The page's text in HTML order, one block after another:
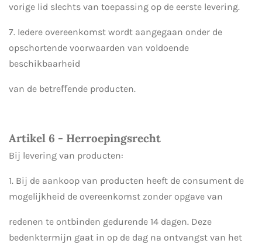
vorige lid slechts van toepassing op de eerste levering.
7. Iedere overeenkomst wordt aangegaan onder de
opschortende voorwaarden van voldoende
beschikbaarheid
van de betreﬀende producten.
Artikel 6 - Herroepingsrecht
Bij levering van producten:
1. Bij de aankoop van producten heeft de consument de
mogelijkheid de overeenkomst zonder opgave van
redenen te ontbinden gedurende 14 dagen. Deze
bedenktermijn gaat in op de dag na ontvangst van het